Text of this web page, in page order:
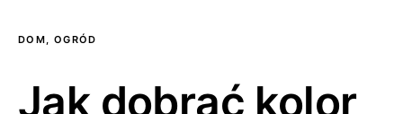
DOM, OGRÓD
Jak dobrać kolor